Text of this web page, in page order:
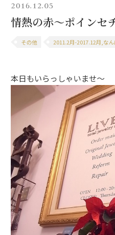
2016.12.05
情熱の赤～ポインセ
その他 2011.2月-2017.12月,な
本日もいらっしゃいませ～